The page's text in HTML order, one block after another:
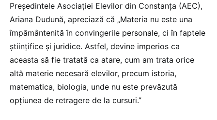
Preşedintele Asociaţiei Elevilor din Constanţa (AEC),
Ariana Dudună, apreciază că „Materia nu este una
împământenită în convingerile personale, ci în faptele
ştiinţifice şi juridice. Astfel, devine imperios ca
aceasta să fie tratată ca atare, cum am trata orice
altă materie necesară elevilor, precum istoria,
matematica, biologia, unde nu este prevăzută
opţiunea de retragere de la cursuri.”